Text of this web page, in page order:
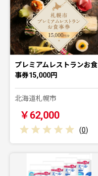
プレミアムレストランお食
事券15,000円
北海道札幌市
￥62,000
(0)